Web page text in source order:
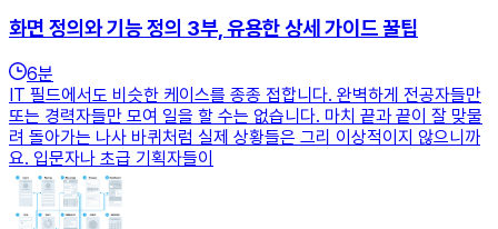
화면 정의와 기능 정의 3부, 유용한 상세 가이드 꿀팁
6분
IT 필드에서도 비슷한 케이스를 종종 접합니다. 완벽하게 전공자들만
또는 경력자들만 모여 일을 할 수는 없습니다. 마치 끝과 끝이 잘 맞물
려 돌아가는 나사 바퀴처럼 실제 상황들은 그리 이상적이지 않으니까
요. 입문자나 초급 기획자들이